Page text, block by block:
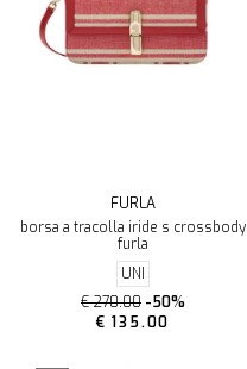
FURLA
borsa a tracolla iride s crossbody
furla
UNI
€ 270.00 -50%
€ 135.00